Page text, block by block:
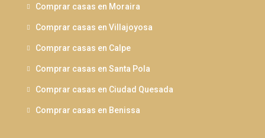
Comprar casas en Moraira
Comprar casas en Villajoyosa
Comprar casas en Calpe
Comprar casas en Santa Pola
Comprar casas en Ciudad Quesada
Comprar casas en Benissa